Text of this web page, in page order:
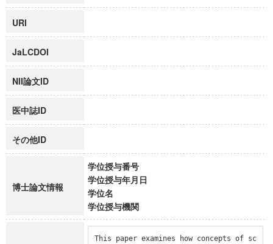
URI
JaLCDOI
NII論文ID
医中誌ID
その他ID
博士論文情報
学位授与番号
学位授与年月日
学位名
学位授与機関
This paper examines how concepts of sc